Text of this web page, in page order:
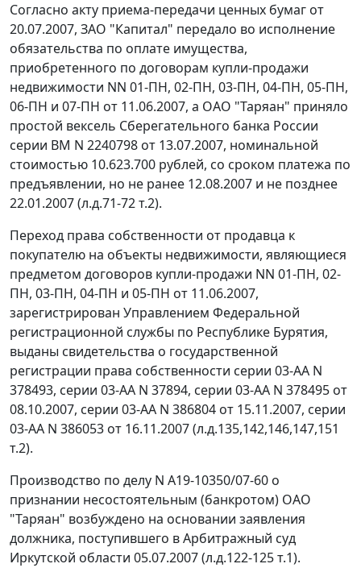
Согласно акту приема-передачи ценных бумаг от
20.07.2007, ЗАО "Капитал" передало во исполнение
обязательства по оплате имущества,
приобретенного по договорам купли-продажи
недвижимости NN 01-ПН, 02-ПН, 03-ПН, 04-ПН, 05-ПН,
06-ПН и 07-ПН от 11.06.2007, а ОАО "Таряан" приняло
простой вексель Сберегательного банка России
серии ВМ N 2240798 от 13.07.2007, номинальной
стоимостью 10.623.700 рублей, со сроком платежа по
предъявлении, но не ранее 12.08.2007 и не позднее
22.01.2007 (л.д.71-72 т.2).
Переход права собственности от продавца к
покупателю на объекты недвижимости, являющиеся
предметом договоров купли-продажи NN 01-ПН, 02-
ПН, 03-ПН, 04-ПН и 05-ПН от 11.06.2007,
зарегистрирован Управлением Федеральной
регистрационной службы по Республике Бурятия,
выданы свидетельства о государственной
регистрации права собственности серии 03-АА N
378493, серии 03-АА N 37894, серии 03-АА N 378495 от
08.10.2007, серии 03-АА N 386804 от 15.11.2007, серии
03-АА N 386053 от 16.11.2007 (л.д.135,142,146,147,151
т.2).
Производство по делу N А19-10350/07-60 о
признании несостоятельным (банкротом) ОАО
"Таряан" возбуждено на основании заявления
должника, поступившего в Арбитражный суд
Иркутской области 05.07.2007 (л.д.122-125 т.1).